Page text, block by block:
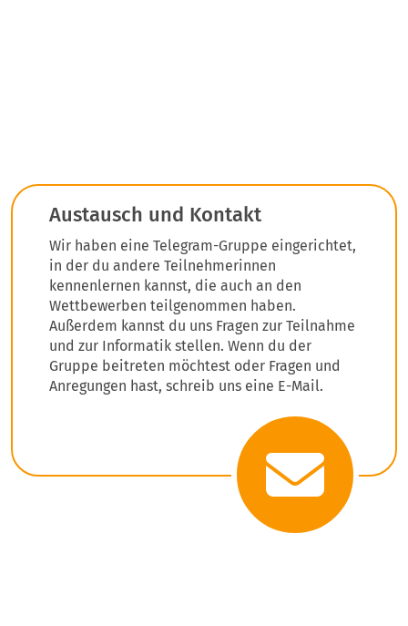
Austausch und Kontakt
Wir haben eine Telegram-Gruppe eingerichtet,
in der du andere Teilnehmerinnen
kennenlernen kannst, die auch an den
Wettbewerben teilgenommen haben.
Außerdem kannst du uns Fragen zur Teilnahme
und zur Informatik stellen. Wenn du der
Gruppe beitreten möchtest oder Fragen und
Anregungen hast, schreib uns eine E-Mail.